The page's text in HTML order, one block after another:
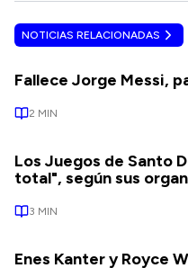
NOTICIAS RELACIONADAS
Fallece Jorge Messi,
2 MIN
Los Juegos de Santo
total", según sus
3 MIN
Enes Kanter y Royce